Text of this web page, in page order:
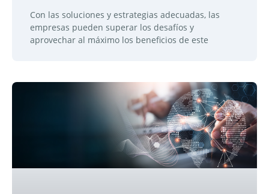
Con las soluciones y estrategias adecuadas, las
empresas pueden superar los desafíos y
aprovechar al máximo los beneficios de este